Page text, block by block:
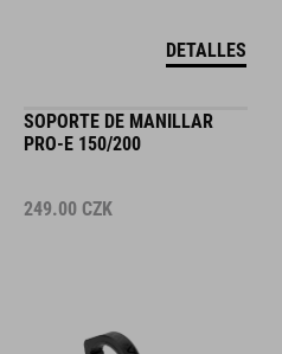
DETALLES
SOPORTE DE MANILLAR
PRO-E 150/200
249.00 CZK